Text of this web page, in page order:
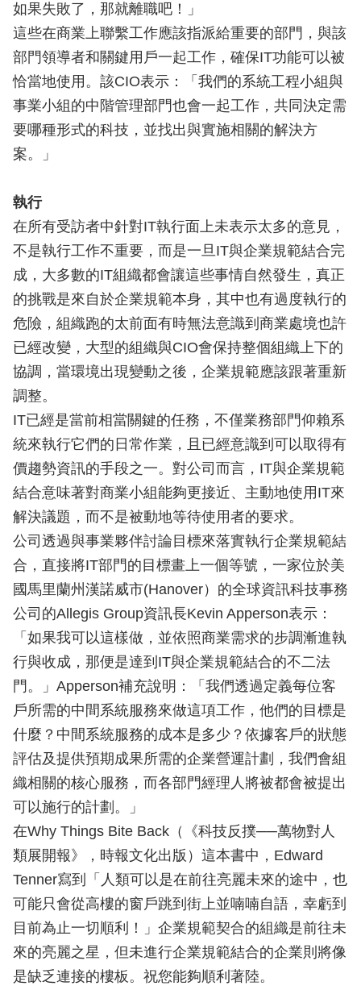
如果失敗了，那就離職吧！」
這些在商業上聯繫工作應該指派給重要的部門，與該
部門領導者和關鍵用戶一起工作，確保IT功能可以被
恰當地使用。該CIO表示：「我們的系統工程小組與
事業小組的中階管理部門也會一起工作，共同決定需
要哪種形式的科技，並找出與實施相關的解決方
案。」
執行
在所有受訪者中針對IT執行面上未表示太多的意見，
不是執行工作不重要，而是一旦IT與企業規範結合完
成，大多數的IT組織都會讓這些事情自然發生，真正
的挑戰是來自於企業規範本身，其中也有過度執行的
危險，組織跑的太前面有時無法意識到商業處境也許
已經改變，大型的組織與CIO會保持整個組織上下的
協調，當環境出現變動之後，企業規範應該跟著重新
調整。
IT已經是當前相當關鍵的任務，不僅業務部門仰賴系
統來執行它們的日常作業，且已經意識到可以取得有
價趨勢資訊的手段之一。對公司而言，IT與企業規範
結合意味著對商業小組能夠更接近、主動地使用IT來
解決議題，而不是被動地等待使用者的要求。
公司透過與事業夥伴討論目標來落實執行企業規範結
合，直接將IT部門的目標畫上一個等號，一家位於美
國馬里蘭州漢諾威市(Hanover）的全球資訊科技事務
公司的Allegis Group資訊長Kevin Apperson表示：
「如果我可以這樣做，並依照商業需求的步調漸進執
行與收成，那便是達到IT與企業規範結合的不二法
門。」Apperson補充說明：「我們透過定義每位客
戶所需的中間系統服務來做這項工作，他們的目標是
什麼？中間系統服務的成本是多少？依據客戶的狀態
評估及提供預期成果所需的企業營運計劃，我們會組
織相關的核心服務，而各部門經理人將被都會被提出
可以施行的計劃。」
在Why Things Bite Back（《科技反撲──萬物對人
類展開報》，時報文化出版）這本書中，Edward
Tenner寫到「人類可以是在前往亮麗未來的途中，也
可能只會從高樓的窗戶跳到街上並喃喃自語，幸虧到
目前為止一切順利！」企業規範契合的組織是前往未
來的亮麗之星，但未進行企業規範結合的企業則將像
是缺乏連接的樓板。祝您能夠順利著陸。